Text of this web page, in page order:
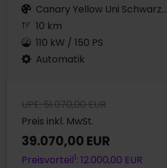
Canary Yellow Uni Schwarz...
10 km
110 kW / 150 PS
Automatik
UPE: 51.070,00 EUR
Preis inkl. MwSt.
39.070,00 EUR
Preisvorteil1: 12.000,00 EUR